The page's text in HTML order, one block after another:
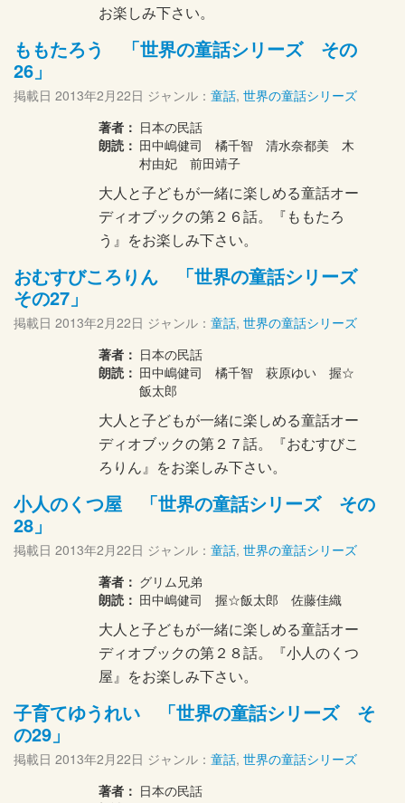
お楽しみ下さい。
ももたろう 「世界の童話シリーズ その
26」
掲載日 2013年2月22日 ジャンル： 童話, 世界の童話シリーズ
著者： 日本の民話
朗読： 田中嶋健司 橘千智 清水奈都美 木
村由妃 前田靖子
大人と子どもが一緒に楽しめる童話オー
ディオブックの第２６話。『ももたろ
う』をお楽しみ下さい。
おむすびころりん 「世界の童話シリーズ
その27」
掲載日 2013年2月22日 ジャンル： 童話, 世界の童話シリーズ
著者： 日本の民話
朗読： 田中嶋健司 橘千智 萩原ゆい 握☆
飯太郎
大人と子どもが一緒に楽しめる童話オー
ディオブックの第２７話。『おむすびこ
ろりん』をお楽しみ下さい。
小人のくつ屋 「世界の童話シリーズ その
28」
掲載日 2013年2月22日 ジャンル： 童話, 世界の童話シリーズ
著者： グリム兄弟
朗読： 田中嶋健司 握☆飯太郎 佐藤佳織
大人と子どもが一緒に楽しめる童話オー
ディオブックの第２８話。『小人のくつ
屋』をお楽しみ下さい。
子育てゆうれい 「世界の童話シリーズ そ
の29」
掲載日 2013年2月22日 ジャンル： 童話, 世界の童話シリーズ
著者： 日本の民話